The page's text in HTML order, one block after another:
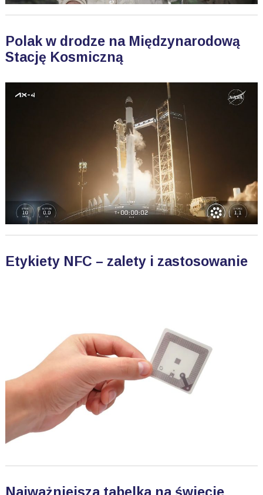
Polak w drodze na Międzynarodową
Stację Kosmiczną
Etykiety NFC – zalety i zastosowanie